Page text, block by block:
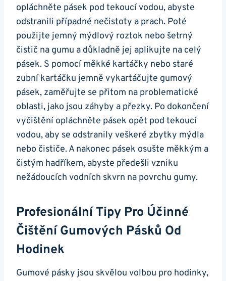
opláchněte pásek‌ pod tekoucí vodou, abyste
odstranili případné nečistoty⁢ a prach. Poté
použijte jemný mýdlový roztok nebo šetrný
čistič na gumu a ‍důkladně jej aplikujte na celý
pásek. S pomocí měkké kartáčky ‌nebo staré
⁤zubní⁣ kartáčku⁢ jemně ⁣vykartáčujte gumový
pásek, zaměřujte se přitom na problematické
⁢oblasti, jako jsou záhyby‌ a ⁣přezky. Po dokončení
vyčištění⁤ opláchněte pásek ⁣opět pod tekoucí
vodou, aby se odstranily veškeré ⁢zbytky mýdla
nebo čističe. A nakonec pásek osušte měkkým‌ a‍
čistým hadříkem, abyste předešli vzniku
nežádoucích vodních skvrn na povrchu gumy.
Profesionální Tipy Pro Účinné
Čištění Gumových Pásků‍ Od
Hodinek
Gumové⁢ pásky jsou skvělou volbou pro hodinky,